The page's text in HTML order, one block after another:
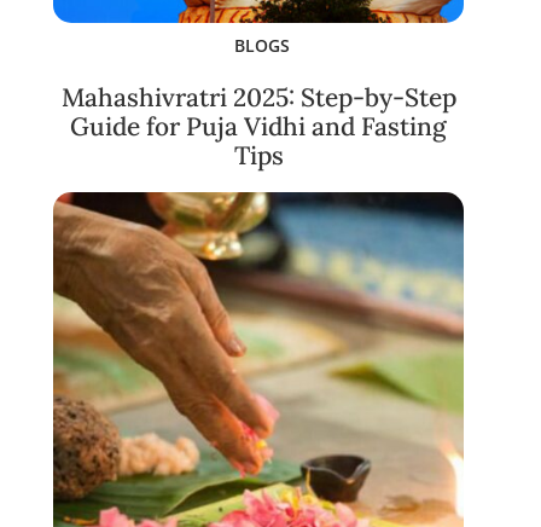
BLOGS
Mahashivratri 2025: Step-by-Step
Guide for Puja Vidhi and Fasting
Tips